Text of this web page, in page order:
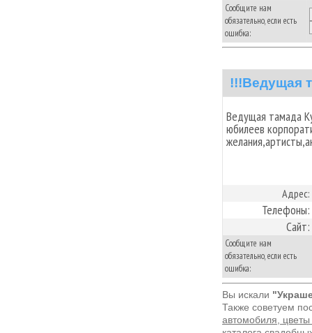
Сообщите нам
обязательно, если есть
ошибка:
!!!Ведущая
Ведущая тамада
юбилеев
Адрес:
Телефоны:
Сайт:
Сообщите нам
обязательно, если есть
ошибка:
Вы искали
Также советуем
автомобиля, цветы